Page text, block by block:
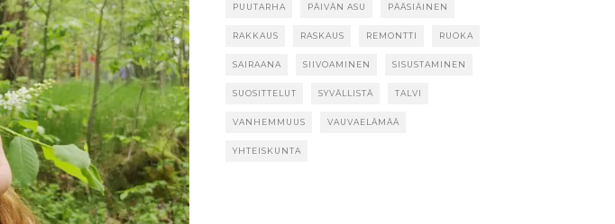
PUUTARHA PÄIVÄN ASU PÄÄSIÄINEN
RAKKAUS RASKAUS REMONTTI RUOKA
SAIRAANA SIIVOAMINEN SISUSTAMINEN
SUOSITTELUT SYVÄLLISTÄ TALVI
VANHEMMUUS VAUVAELÄMÄÄ
YHTEISKUNTA